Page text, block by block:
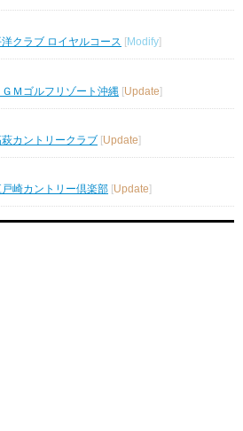
洋クラブ ロイヤルコース [Modify]
ＧＭゴルフリゾート沖縄 [Update]
萩カントリークラブ [Update]
戸崎カントリー倶楽部 Update